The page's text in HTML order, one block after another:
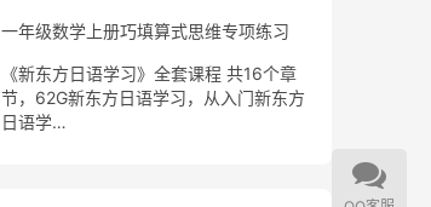
一年级数学上册巧填算式思维专项练习
《新东方日语学习》全套课程 共16个章
节，62G新东方日语学习，从入门新东方
日语学…